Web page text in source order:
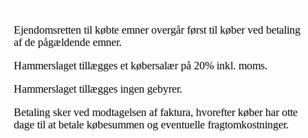
Ejendomsretten til købte emner overgår først til køber ved betaling
af de pågældende emner.
Hammerslaget tillægges et købersalær på 20% inkl. moms.
Hammerslaget tillægges ingen gebyrer.
Betaling sker ved modtagelsen af faktura, hvorefter køber har otte
dage til at betale købesummen og eventuelle fragtomkostninger.